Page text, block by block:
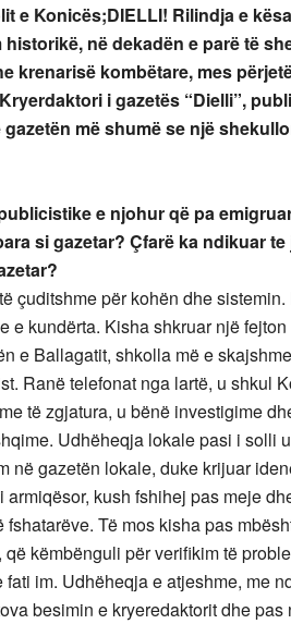
e Konicës;DIELLI! Rilindja e
në dekadën e parë të
krenarisë kombëtare, mes
i gazetës “Dielli”,
më shumë se një
e njohur që pa
si gazetar? Çfarë ka ndikuar
çuditshme për kohën dhe
e kundërta. Kisha shkruar një
e Ballagatit, shkolla më e
Ranë telefonat nga lartë, u shkul
të zgjatura, u bënë investigime
Udhëheqja lokale pasi i solli
në gazetën lokale, duke krijuar
armiqësor, kush fshihej pas meje
Të mos kisha pas
që këmbënguli për verifikim të
fati im. Udhëheqja e atjeshme, me
besimin e kryeredaktorit dhe